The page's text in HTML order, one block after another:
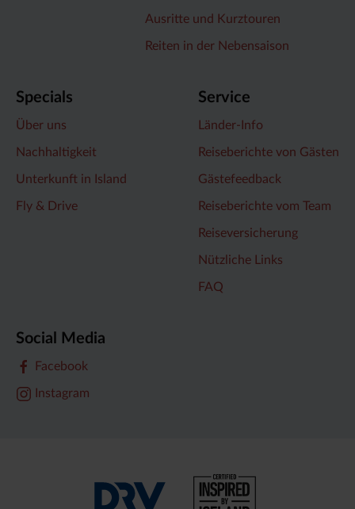
Ausritte und Kurztouren
Reiten in der Nebensaison
Specials
Über uns
Nachhaltigkeit
Unterkunft in Island
Fly & Drive
Service
Länder-Info
Reiseberichte von Gästen
Gästefeedback
Reiseberichte vom Team
Reiseversicherung
Nützliche Links
FAQ
Social Media
Facebook
Instagram